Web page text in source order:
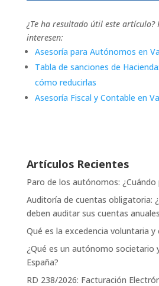
¿Te ha resultado útil este artículo?
interesen:
Asesoría para Autónomos en
Tabla de sanciones de
cómo reducirlas
Asesoría Fiscal y Contable en
Artículos Recientes
Paro de los autónomos:
Auditoría de cuentas obligatoria:
deben auditar sus cuentas
Qué es la excedencia voluntaria
¿Qué es un autónomo societario
España?
RD 238/2026: Facturación